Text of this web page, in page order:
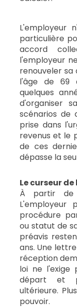
L'employeur
particulière
accord
l'employeur
renouveler sa
l'âge de 69
quelques
d'organiser
scénarios de
prise dans
revenus et le
de ces
dépasse la
Le curseur
À partir de
L'employeur
procédure
ou statut de
préavis
ans. Une
réception
loi ne l'exige
départ et
ultérieure.
pouvoir.